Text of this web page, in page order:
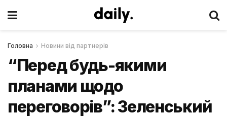
Головна Новини від партнерів
“Перед будь-якими
планами щодо
переговорів”: Зеленський